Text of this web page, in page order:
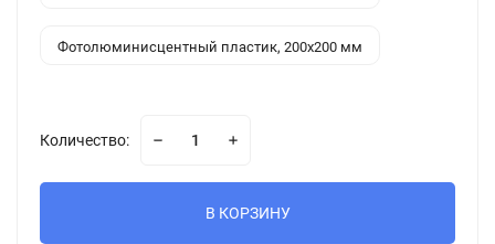
Фотолюминисцентный пластик, 200x200 мм
Количество:
В КОРЗИНУ